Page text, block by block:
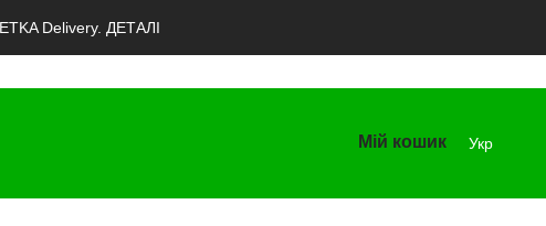
Delivery. ДЕТАЛІ
Мій кошик Укр